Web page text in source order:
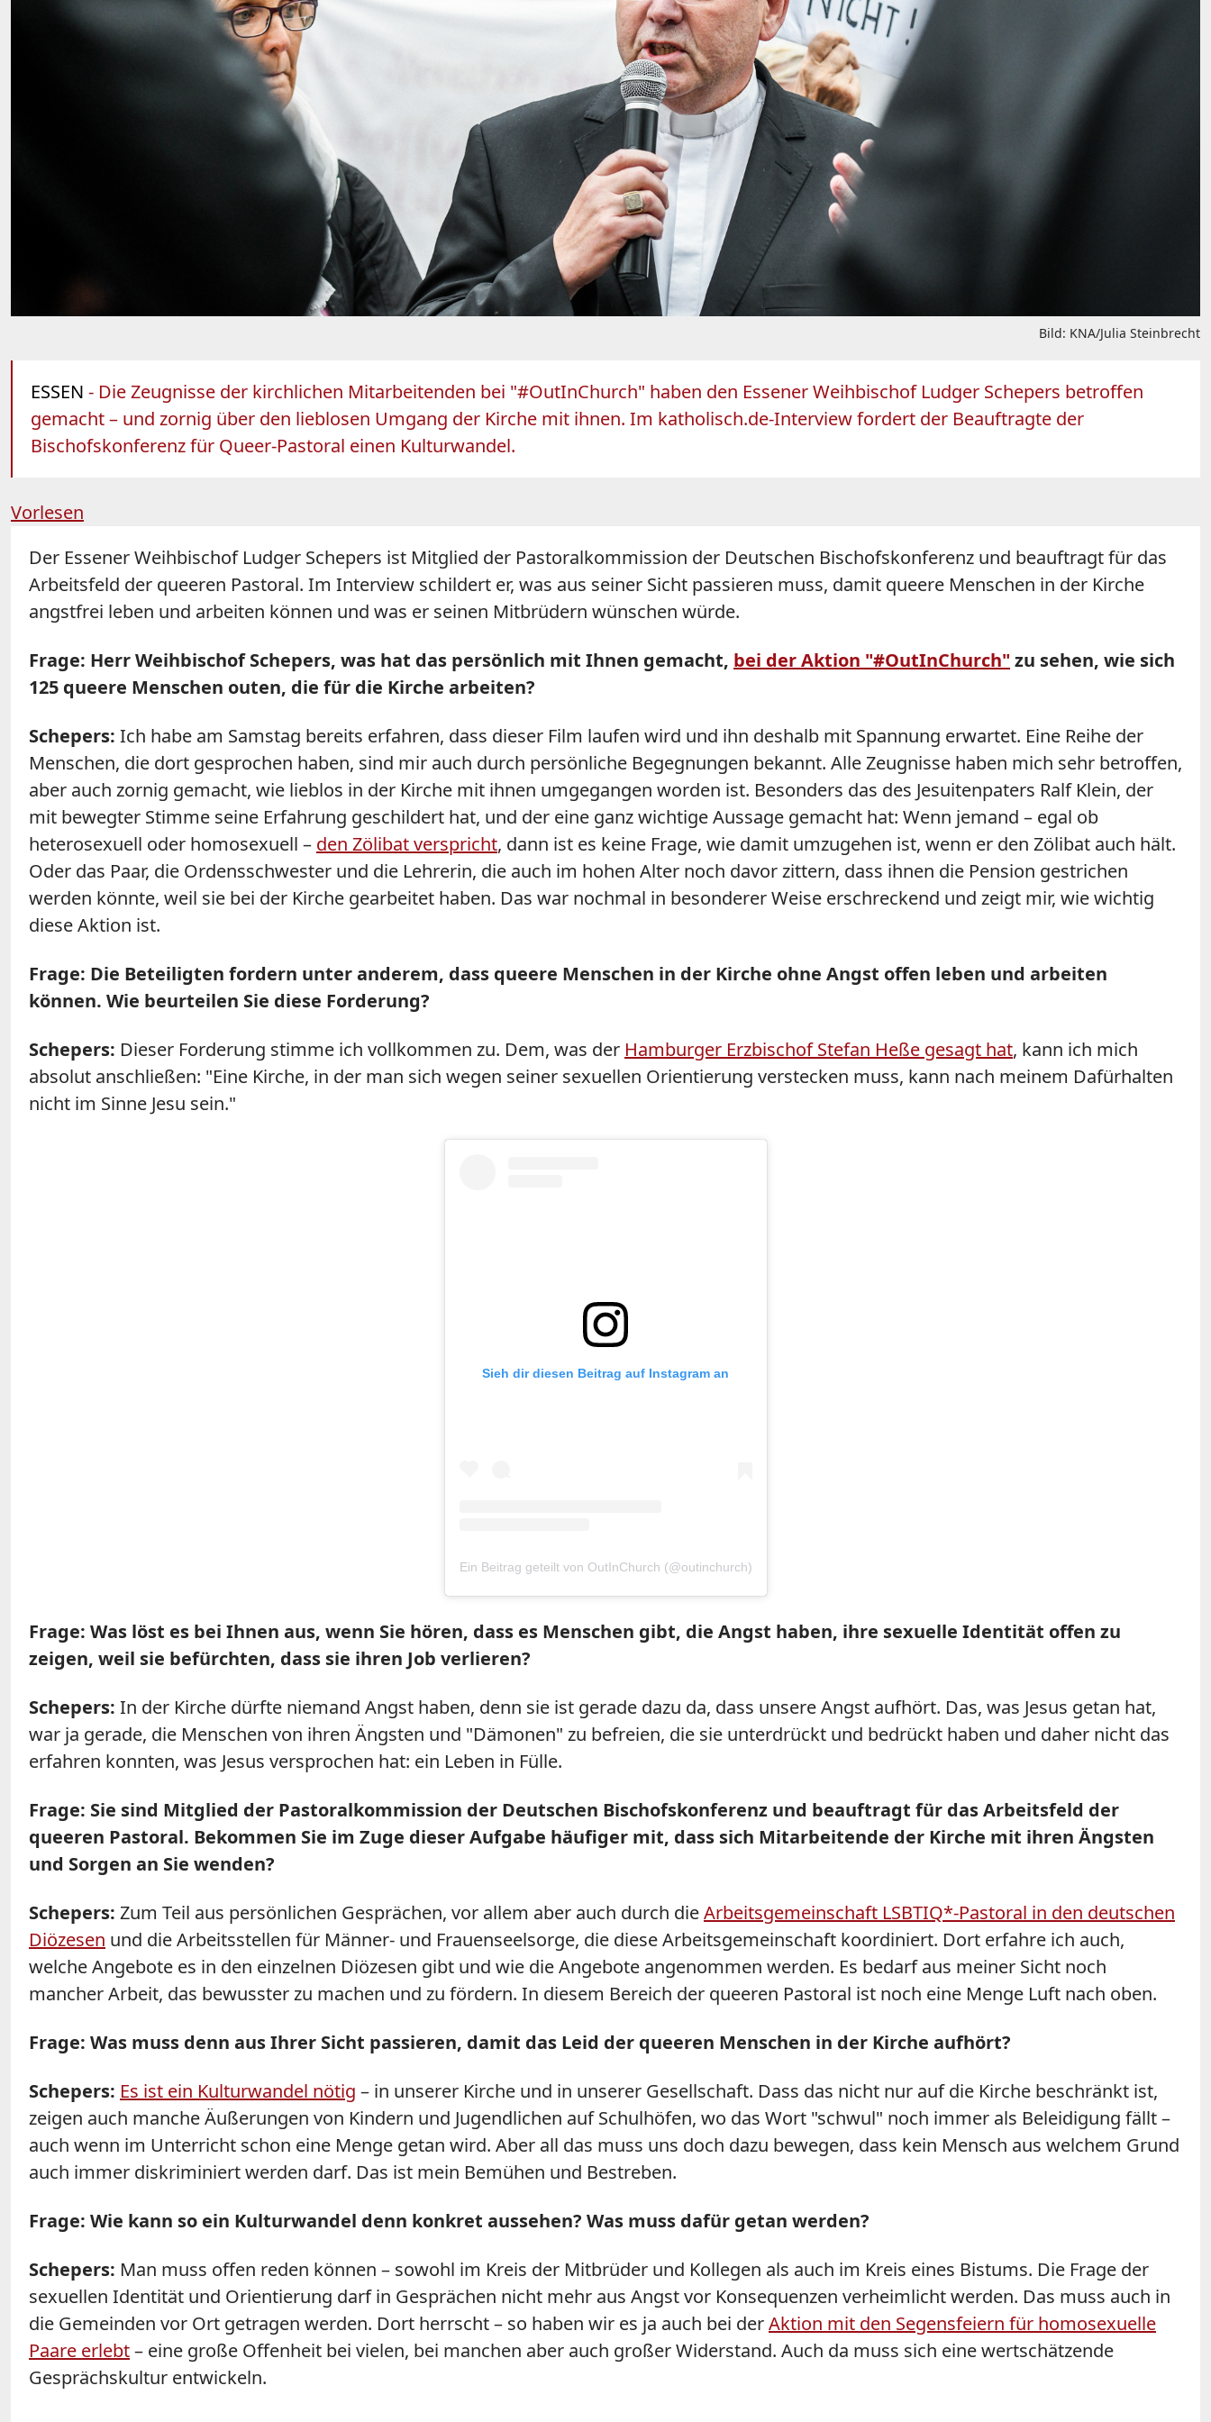
Bild: KNA/Julia Steinbrecht
ESSEN - Die Zeugnisse der kirchlichen Mitarbeitenden bei "#OutInChurch" haben den Essener Weihbischof Ludger Schepers betroffen
gemacht – und zornig über den lieblosen Umgang der Kirche mit ihnen. Im katholisch.de-Interview fordert der Beauftragte der
Bischofskonferenz für Queer-Pastoral einen Kulturwandel.
Vorlesen
Der Essener Weihbischof Ludger Schepers ist Mitglied der Pastoralkommission der Deutschen Bischofskonferenz und beauftragt für das
Arbeitsfeld der queeren Pastoral. Im Interview schildert er, was aus seiner Sicht passieren muss, damit queere Menschen in der Kirche
angstfrei leben und arbeiten können und was er seinen Mitbrüdern wünschen würde.
Frage: Herr Weihbischof Schepers, was hat das persönlich mit Ihnen gemacht, bei der Aktion "#OutInChurch"zu sehen, wie sich
125 queere Menschen outen, die für die Kirche arbeiten?
Schepers: Ich habe am Samstag bereits erfahren, dass dieser Film laufen wird und ihn deshalb mit Spannung erwartet. Eine Reihe der
Menschen, die dort gesprochen haben, sind mir auch durch persönliche Begegnungen bekannt. Alle Zeugnisse haben mich sehr betroffen,
aber auch zornig gemacht, wie lieblos in der Kirche mit ihnen umgegangen worden ist. Besonders das des Jesuitenpaters Ralf Klein, der
mit bewegter Stimme seine Erfahrung geschildert hat, und der eine ganz wichtige Aussage gemacht hat: Wenn jemand – egal ob
heterosexuell oder homosexuell – den Zölibat verspricht, dann ist es keine Frage, wie damit umzugehen ist, wenn er den Zölibat auch hält.
Oder das Paar, die Ordensschwester und die Lehrerin, die auch im hohen Alter noch davor zittern, dass ihnen die Pension gestrichen
werden könnte, weil sie bei der Kirche gearbeitet haben. Das war nochmal in besonderer Weise erschreckend und zeigt mir, wie wichtig
diese Aktion ist.
Frage: Die Beteiligten fordern unter anderem, dass queere Menschen in der Kirche ohne Angst offen leben und arbeiten
können. Wie beurteilen Sie diese Forderung?
Schepers: Dieser Forderung stimme ich vollkommen zu. Dem, was der Hamburger Erzbischof Stefan Heße gesagt hat, kann ich mich
absolut anschließen: "Eine Kirche, in der man sich wegen seiner sexuellen Orientierung verstecken muss, kann nach meinem Dafürhalten
nicht im Sinne Jesu sein."
Sieh dir diesen Beitrag auf Instagram an
Ein Beitrag geteilt von OutInChurch (@outinchurch)
Frage: Was löst es bei Ihnen aus, wenn Sie hören, dass es Menschen gibt, die Angst haben, ihre sexuelle Identität offen zu
zeigen, weil sie befürchten, dass sie ihren Job verlieren?
Schepers: In der Kirche dürfte niemand Angst haben, denn sie ist gerade dazu da, dass unsere Angst aufhört. Das, was Jesus getan hat,
war ja gerade, die Menschen von ihren Ängsten und "Dämonen" zu befreien, die sie unterdrückt und bedrückt haben und daher nicht das
erfahren konnten, was Jesus versprochen hat: ein Leben in Fülle.
Frage: Sie sind Mitglied der Pastoralkommission der Deutschen Bischofskonferenz und beauftragt für das Arbeitsfeld der
queeren Pastoral. Bekommen Sie im Zuge dieser Aufgabe häufiger mit, dass sich Mitarbeitende der Kirche mit ihren Ängsten
und Sorgen an Sie wenden?
Schepers: Zum Teil aus persönlichen Gesprächen, vor allem aber auch durch dieArbeitsgemeinschaft LSBTIQ*-Pastoral in den deutschen
Diözesen und die Arbeitsstellen für Männer- und Frauenseelsorge, die diese Arbeitsgemeinschaft koordiniert. Dort erfahre ich auch,
welche Angebote es in den einzelnen Diözesen gibt und wie die Angebote angenommen werden. Es bedarf aus meiner Sicht noch
mancher Arbeit, das bewusster zu machen und zu fördern. In diesem Bereich der queeren Pastoral ist noch eine Menge Luft nach oben.
Frage: Was muss denn aus Ihrer Sicht passieren, damit das Leid der queeren Menschen in der Kirche aufhört?
Schepers: Es ist ein Kulturwandel nötig – in unserer Kirche und in unserer Gesellschaft. Dass das nicht nur auf die Kirche beschränkt ist,
zeigen auch manche Äußerungen von Kindern und Jugendlichen auf Schulhöfen, wo das Wort "schwul" noch immer als Beleidigung fällt –
auch wenn im Unterricht schon eine Menge getan wird. Aber all das muss uns doch dazu bewegen, dass kein Mensch aus welchem Grund
auch immer diskriminiert werden darf. Das ist mein Bemühen und Bestreben.
Frage: Wie kann so ein Kulturwandel denn konkret aussehen? Was muss dafür getan werden?
Schepers: Man muss offen reden können – sowohl im Kreis der Mitbrüder und Kollegen als auch im Kreis eines Bistums. Die Frage der
sexuellen Identität und Orientierung darf in Gesprächen nicht mehr aus Angst vor Konsequenzen verheimlicht werden. Das muss auch in
die Gemeinden vor Ort getragen werden. Dort herrscht – so haben wir es ja auch bei derAktion mit den Segensfeiern für homosexuelle
Paare erlebt– eine große Offenheit bei vielen, bei manchen aber auch großer Widerstand. Auch da muss sich eine wertschätzende
Gesprächskultur entwickeln.